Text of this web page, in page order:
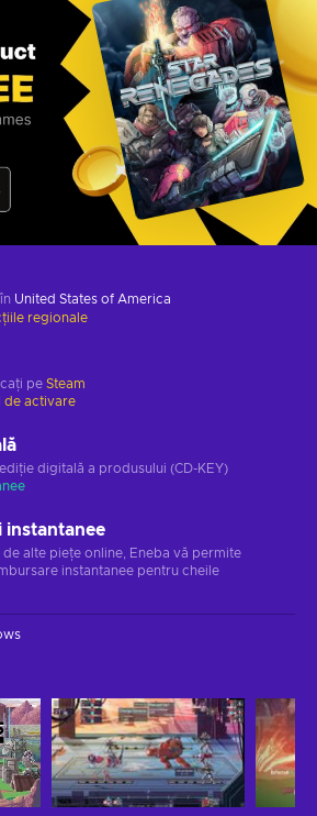
United States of America
regionale
pe Steam
de activare
digitală a produsului (CD-KEY)
instantanee
alte piețe online, Eneba vă permite
instantanee pentru cheile